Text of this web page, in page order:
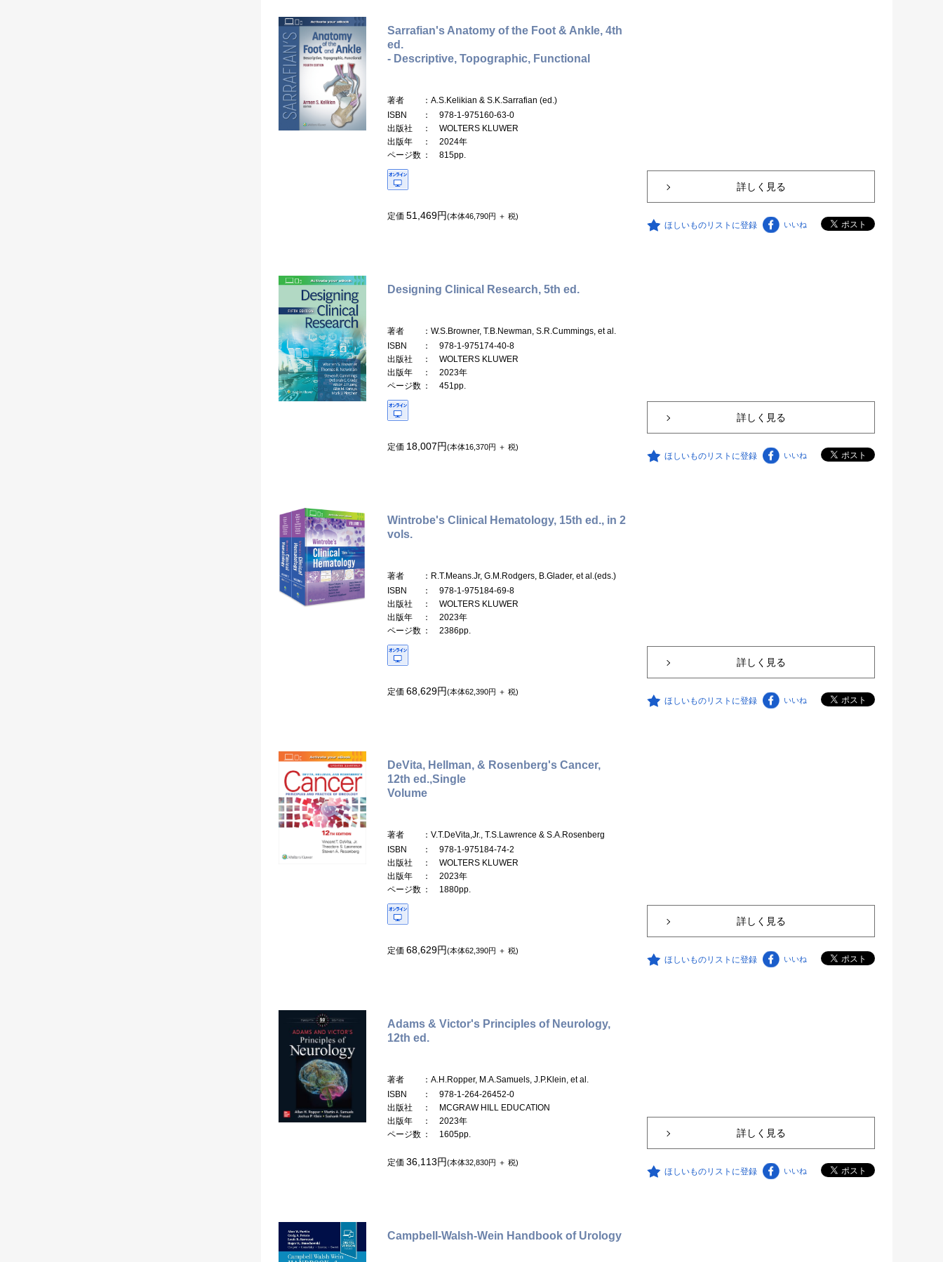
Sarrafian's Anatomy of the Foot & Ankle, 4th
ed.
- Descriptive, Topographic, Functional
著者
：A.S.Kelikian & S.K.Sarrafian (ed.)
ISBN
： 978-1-975160-63-0
出版社
： WOLTERS KLUWER
出版年
： 2024年
ページ数 ： 815pp.
定価 51,469円(本体46,790円 ＋ 税)
詳しく見る
ほしいものリストに登録 いいね
Designing Clinical Research, 5th ed.
著者
：W.S.Browner, T.B.Newman, S.R.Cummings, et al.
ISBN
： 978-1-975174-40-8
出版社
： WOLTERS KLUWER
出版年
： 2023年
ページ数 ： 451pp.
定価 18,007円(本体16,370円 ＋ 税)
詳しく見る
ほしいものリストに登録 いいね
Wintrobe's Clinical Hematology, 15th ed., in 2
vols.
著者
：R.T.Means.Jr, G.M.Rodgers, B.Glader, et al.(eds.)
ISBN
： 978-1-975184-69-8
出版社
： WOLTERS KLUWER
出版年
： 2023年
ページ数 ： 2386pp.
定価 68,629円(本体62,390円 ＋ 税)
詳しく見る
ほしいものリストに登録 いいね
DeVita, Hellman, & Rosenberg's Cancer,
12th ed.,Single
Volume
著者
：V.T.DeVita,Jr., T.S.Lawrence & S.A.Rosenberg
ISBN
： 978-1-975184-74-2
出版社
： WOLTERS KLUWER
出版年
： 2023年
ページ数 ： 1880pp.
定価 68,629円(本体62,390円 ＋ 税)
詳しく見る
ほしいものリストに登録 いいね
Adams & Victor's Principles of Neurology,
12th ed.
著者
：A.H.Ropper, M.A.Samuels, J.P.Klein, et al.
ISBN
： 978-1-264-26452-0
出版社
： MCGRAW HILL EDUCATION
出版年
： 2023年
ページ数 ： 1605pp.
定価 36,113円(本体32,830円 ＋ 税)
詳しく見る
ほしいものリストに登録 いいね
Campbell-Walsh-Wein Handbook of Urology